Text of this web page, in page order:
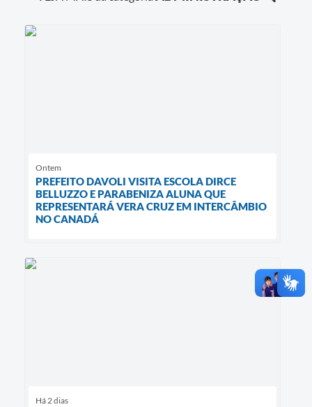
Ontem
PREFEITO DAVOLI VISITA ESCOLA DIRCE
BELLUZZO E PARABENIZA ALUNA QUE
REPRESENTARÁ VERA CRUZ EM INTERCÂMBIO
NO CANADÁ
Há 2 dias